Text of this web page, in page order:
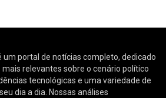
um portal de notícias completo, dedicado
relevantes sobre o cenário político
tecnológicas e uma variedade de
dia a dia. Nossas análises